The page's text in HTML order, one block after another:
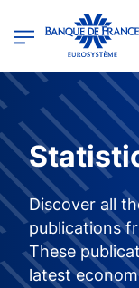
Banque de France -
Discover all
publications
These
latest